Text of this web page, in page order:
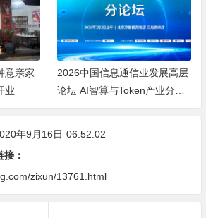
展高层
业分论
大平层高端智能照明品牌推
荐：空间容量、无主灯光质、
全屋定制、长期售后四个维度
年9月16日 06:52:02
：
zixun/13761.html